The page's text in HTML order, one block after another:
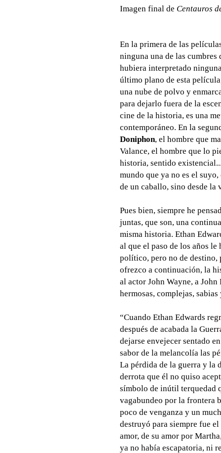
Imagen final de Centauros
En la primera de las
ninguna una de las
hubiera interpretado
último plano de esta
una nube de polvo y
para dejarlo fuera de la
cine de la historia, es una
contemporáneo. En la
Doniphon, el hombre que
Valance, el hombre que lo
historia, sentido
mundo que ya no es el
de un caballo, sino desde
Pues bien, siempre he
juntas, que son, una
misma historia. Ethan
al que el paso de los años
político, pero no de destino,
ofrezco a continuación, la
al actor John Wayne, a
hermosas, complejas,
“Cuando Ethan Edwards
después de acabada la
dejarse envejecer sentado
sabor de la melancolía las
La pérdida de la guerra y la
derrota que él no quiso
símbolo de inútil terquedad
vagabundeo por la frontera
poco de venganza y un
destruyó para siempre fue
amor, de su amor por
ya no había escapatoria, ni